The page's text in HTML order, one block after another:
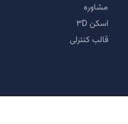
مشاوره
اسکن ۳D
قالب کنترلی